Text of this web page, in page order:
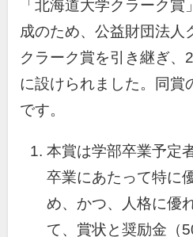
「北海道大学クラーク
成のため、公益財団法人
クラーク賞を引き継ぎ、
に設けられました。同賞
です。
本賞は学部卒業予定
卒業にあたって特に
め、かつ、人格に優
て、賞状と奨励金（